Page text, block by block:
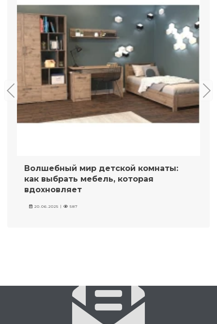
Волшебный мир детской комнаты:
как выбрать мебель, которая
вдохновляет
20.06.2025 | 587